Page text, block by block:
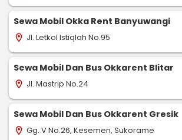
Sewa Mobil Okka Rent Banyuwangi
location_on Jl. Letkol Istiqlah No.95
Sewa Mobil Dan Bus Okkarent Blitar
location_on Jl. Mastrip No.24
Sewa Mobil Dan Bus Okkarent Gresik
location_on Gg. V No.26, Kesemen, Sukorame